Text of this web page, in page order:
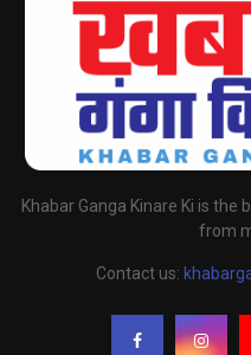
Khabar Ganga Kinare Ki is
from
Contact us: